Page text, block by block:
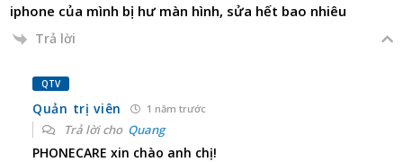
iphone của mình bị hư màn hình, sửa hết bao nhiêu
Trả lời
QTV
Quản trị viên 1 năm trước
Trả lời cho Quang
PHONECARE xin chào anh chị!